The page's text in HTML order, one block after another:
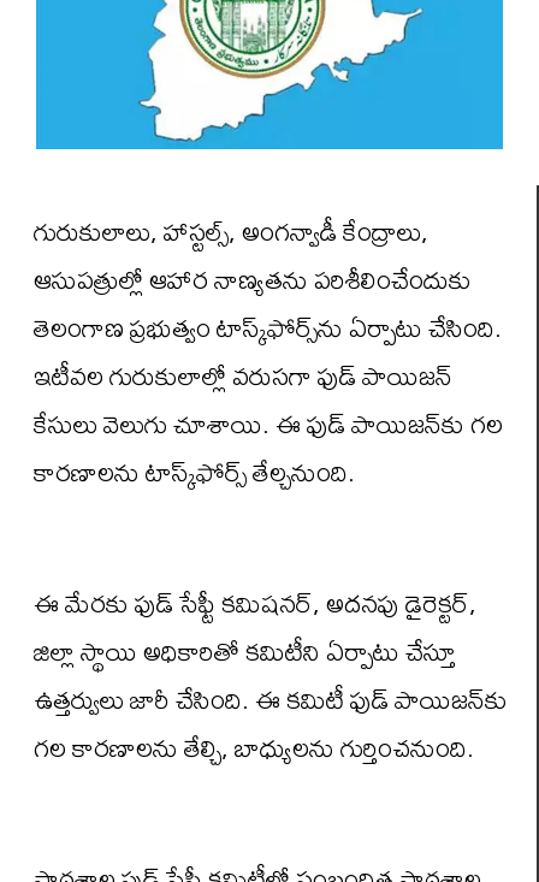
గురుకులాలు, హాస్టల్స్, అంగన్వాడీ కేంద్రాలు,
ఆసుపత్రుల్లో ఆహార నాణ్యతను పరిశీలించేందుకు
తెలంగాణ ప్రభుత్వం టాస్క్‌ఫోర్స్‌ను ఏర్పాటు చేసింది.
ఇటీవల గురుకులాల్లో వరుసగా ఫుడ్ పాయిజన్
కేసులు వెలుగు చూశాయి. ఈ ఫుడ్ పాయిజన్‌‌కు గల
కారణాలను టాస్క్‌ఫోర్స్ తేల్చనుంది.
ఈ మేరకు ఫుడ్ సేఫ్టీ కమిషనర్, అదనపు డైరెక్టర్,
జిల్లా స్థాయి అధికారితో కమిటీని ఏర్పాటు చేస్తూ
ఉత్తర్వులు జారీ చేసింది. ఈ కమిటీ ఫుడ్ పాయిజన్‌కు
గల కారణాలను తేల్చి, బాధ్యులను గుర్తించనుంది.